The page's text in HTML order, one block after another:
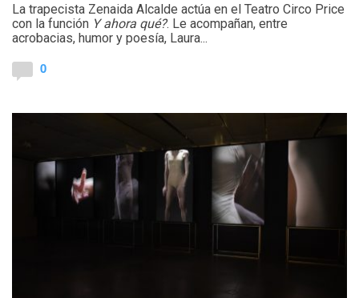
La trapecista Zenaida Alcalde actúa en el Teatro Circo Price
con la función Y ahora qué?. Le acompañan, entre
acrobacias, humor y poesía, Laura...
0